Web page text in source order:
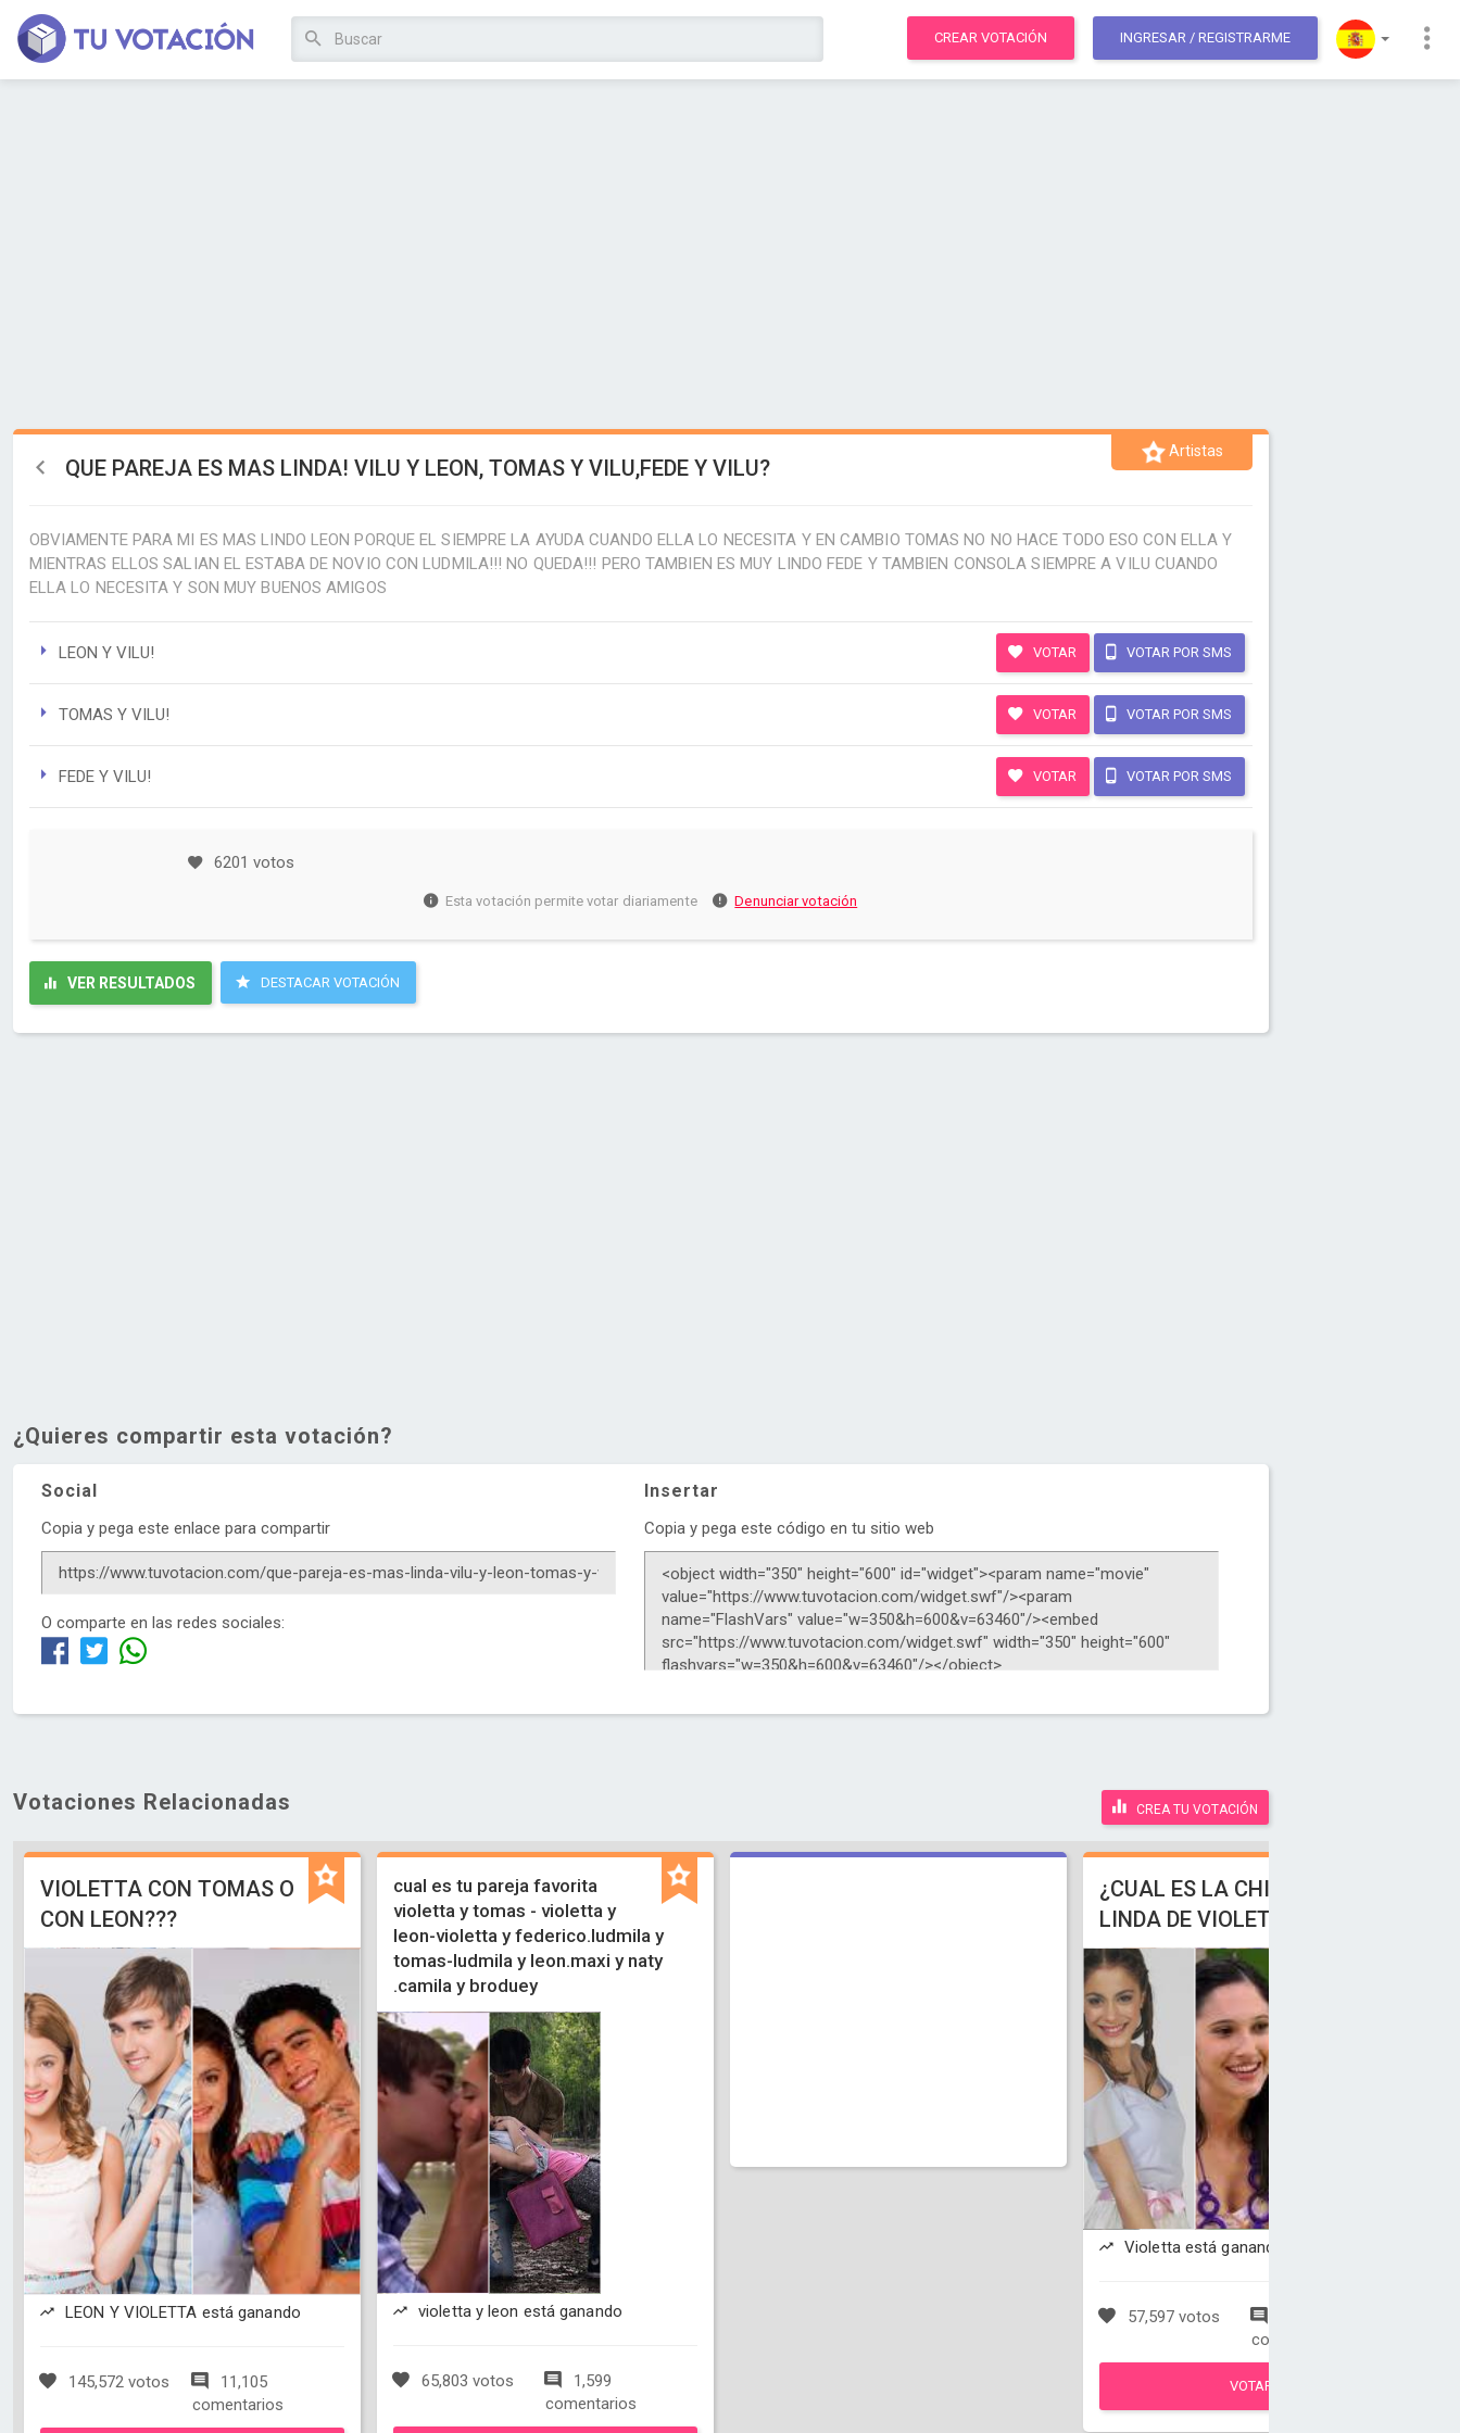
CREAR VOTACIÓN INGRESAR / REGISTRARME
Artistas
QUE PAREJA ES MAS LINDA! VILU Y LEON, TOMAS Y VILU,FEDE Y VILU?
OBVIAMENTE PARA MI ES MAS LINDO LEON PORQUE EL SIEMPRE LA AYUDA CUANDO ELLA LO NECESITA Y EN CAMBIO TOMAS NO NO HACE TODO ESO CON ELLA Y
MIENTRAS ELLOS SALIAN EL ESTABA DE NOVIO CON LUDMILA!!! NO QUEDA!!! PERO TAMBIEN ES MUY LINDO FEDE Y TAMBIEN CONSOLA SIEMPRE A VILU CUANDO
ELLA LO NECESITA Y SON MUY BUENOS AMIGOS
LEON Y VILU! VOTAR VOTAR POR SMS
TOMAS Y VILU! VOTAR VOTAR POR SMS
FEDE Y VILU! VOTAR VOTAR POR SMS
6201 votos
Esta votación permite votar diariamente Denunciar votación
VER RESULTADOS DESTACAR VOTACIÓN
¿Quieres compartir esta votación?
Social Insertar
Copia y pega este enlace para compartir
O comparte en las redes sociales:
Copia y pega este código en tu sitio web
Votaciones Relacionadas CREA TU VOTACIÓN
VIOLETTA CON TOMAS O
CON LEON???
LEON Y VIOLETTA está ganando
145,572 votos
11,105
comentarios
cual es tu pareja favorita
violetta y tomas - violetta y
leon-violetta y federico.ludmila y
tomas-ludmila y leon.maxi y naty
.camila y broduey
violetta y leon está ganando
65,803 votos
1,599
comentarios
¿CUAL ES LA CHICA MAS
LINDA DE VIOLETTA
Violetta está ganando
57,597 votos
comentarios
VOTAR